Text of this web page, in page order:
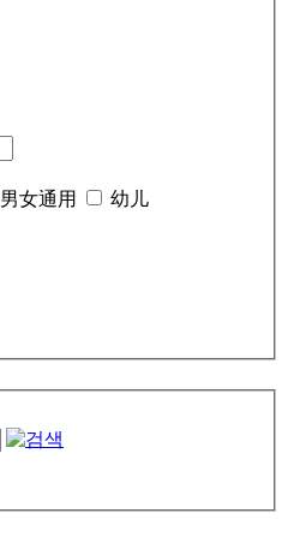
男女通用 幼儿